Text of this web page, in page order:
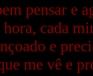
pensar e
hora, cada
e
me vê e